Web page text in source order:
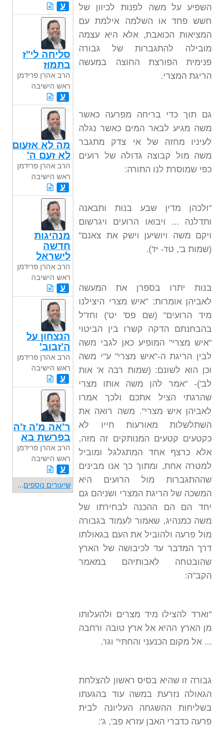
השפיע על משה לפנות לכיוון של
חשש פחד או השלמה אילמת עם
המציאות הכואבת, אלא היא עצמה
מובילה להתגברות של גבורה
פנימית הפורצת החוצה במעשה
הריגת המצרי.
גם תוך כדי בריחה מפרעה כאשר
משה מגיע לבאר המים כאשר נגלה
לעיניו מחזה של אי צדק מתגבר
משה מול קבוצה גדולה של רועים
כפי שמוסרת לנו התורה:
"ולכהן מדין שבע בנות ותבאנה
ותדלנה ... ויבואו הרועים ויגרשום
ויקם משה ויושיען וישק את צאנם"
(שמות ב', טז'- יז').
בנות יתרו בספרן את המעשה
לאביהן אומרות: "איש מצרי היצילנו
מיד הרועים" (שם פס' יט') וחז"ל
בהבחנתם הדקה קשרו בין הביטוי
"איש מצרי" המופיע כאן לגבי משה
לבין הריגת ה-"איש מצרי" ע"י משה
וכן הוא לשונם: (שמות רבה א' אות
לב')- "אמר להן משה אותו מצרי
שהרגתי הציל אתכם ולכך אמרו
לאביהן איש מצרי". משה רואה את
השתלשלות מאורעות חייו לא
כקטעים קטעים המנותקים זה מזה,
אלא כרצף אחד המתגלגל ומוביל
למטרה אחת, ומתוך כך אנו מבינים
שההתגברות מול הרועים היא
המשכה של הריגת המצרי ושניהם גם
יחד הם הם ההכנה לבחירתו של
משה כמנהיג, שאמור לעמוד בגבורה
מול פרעה ולהוביל את העם בגאולתו
דרך המדבר עד לכיבושה של הארץ
שהובטחה לאבותיהם במאמר
הקב"ה:
"וארד להצילו מיד מצרים ולהעלותו
מן הארץ ההיא אל ארץ טובה ורחבה
... אל מקום הכנעני והחתי" וגו'.
גבורה זו שהיא בסיס ראשון להצלחת
הגאולה נזרעת במשה עוד בהגעתו
בשליחות ההשגחה העליונה לבית
פרעה כדברי האבן עזרא פב', ג':
ע
סליחה לי"ז
בתמוז
הרב אהרן פרידמן
ראש הישיבה
ע
מה לא אזעום
לא זעם ה'
הרב אהרן פרידמן
ראש הישיבה
ע
מנהיגות
חדשה
לישראל
הרב אהרן פרידמן
ראש הישיבה
ע
הנצחון על
ה'זבוב'
הרב אהרן פרידמן
ראש הישיבה
ע
ר'אה מ'ה ז'ה
בפרשת בא
הרב אהרן פרידמן
ראש הישיבה
ע
שיעורים נוספים...